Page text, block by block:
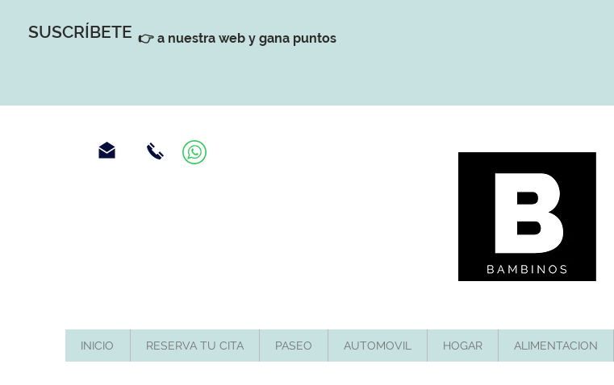
SUSCRÍBETE 👉 a nuestra web y gana puntos
INICIO RESERVA TU CITA PASEO AUTOMOVIL HOGAR ALIMENTACION